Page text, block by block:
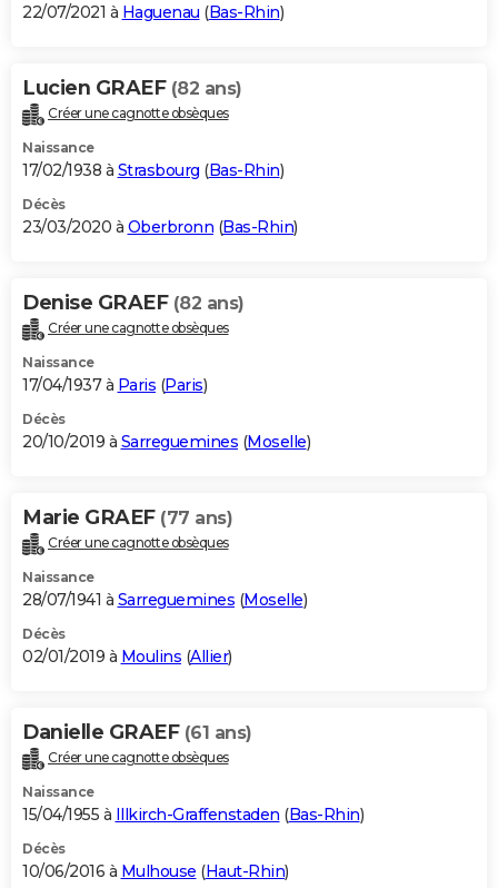
22/07/2021 à Haguenau (Bas-Rhin)
Lucien GRAEF (82 ans)
Créer une cagnotte obsèques
Naissance
17/02/1938 à Strasbourg (Bas-Rhin)
Décès
23/03/2020 à Oberbronn (Bas-Rhin)
Denise GRAEF (82 ans)
Créer une cagnotte obsèques
Naissance
17/04/1937 à Paris (Paris)
Décès
20/10/2019 à Sarreguemines (Moselle)
Marie GRAEF (77 ans)
Créer une cagnotte obsèques
Naissance
28/07/1941 à Sarreguemines (Moselle)
Décès
02/01/2019 à Moulins (Allier)
Danielle GRAEF (61 ans)
Créer une cagnotte obsèques
Naissance
15/04/1955 à Illkirch-Graffenstaden (Bas-Rhin)
Décès
10/06/2016 à Mulhouse (Haut-Rhin)